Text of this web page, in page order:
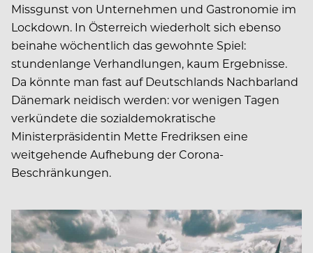
Missgunst von Unternehmen und Gastronomie im
Lockdown. In Österreich wiederholt sich ebenso
beinahe wöchentlich das gewohnte Spiel:
stundenlange Verhandlungen, kaum Ergebnisse.
Da könnte man fast auf Deutschlands Nachbarland
Dänemark neidisch werden: vor wenigen Tagen
verkündete die sozialdemokratische
Ministerpräsidentin Mette Fredriksen eine
weitgehende Aufhebung der Corona-
Beschränkungen.